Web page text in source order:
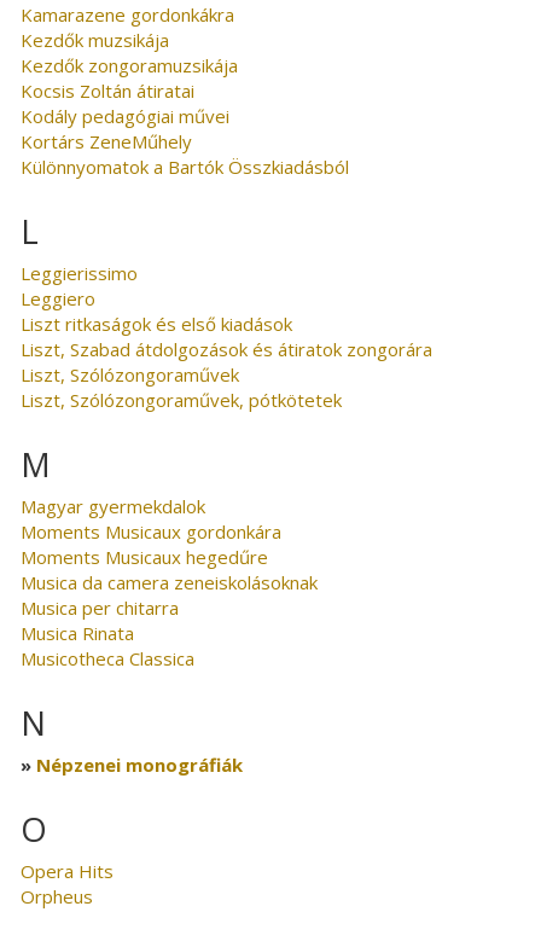
Kamarazene gordonkákra
Kezdők muzsikája
Kezdők zongoramuzsikája
Kocsis Zoltán átiratai
Kodály pedagógiai művei
Kortárs ZeneMűhely
Különnyomatok a Bartók Összkiadásból
L
Leggierissimo
Leggiero
Liszt ritkaságok és első kiadások
Liszt, Szabad átdolgozások és átiratok zongorára
Liszt, Szólózongoraművek
Liszt, Szólózongoraművek, pótkötetek
M
Magyar gyermekdalok
Moments Musicaux gordonkára
Moments Musicaux hegedűre
Musica da camera zeneiskolásoknak
Musica per chitarra
Musica Rinata
Musicotheca Classica
N
Népzenei monográfiák
O
Opera Hits
Orpheus